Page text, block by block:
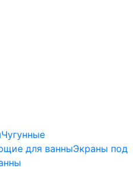
Чугунные
для ванныЭкраны под